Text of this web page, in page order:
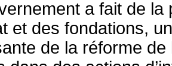
a fait de
et des fondations,
de la réforme de